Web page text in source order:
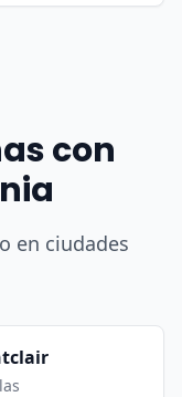
con
en ciudades